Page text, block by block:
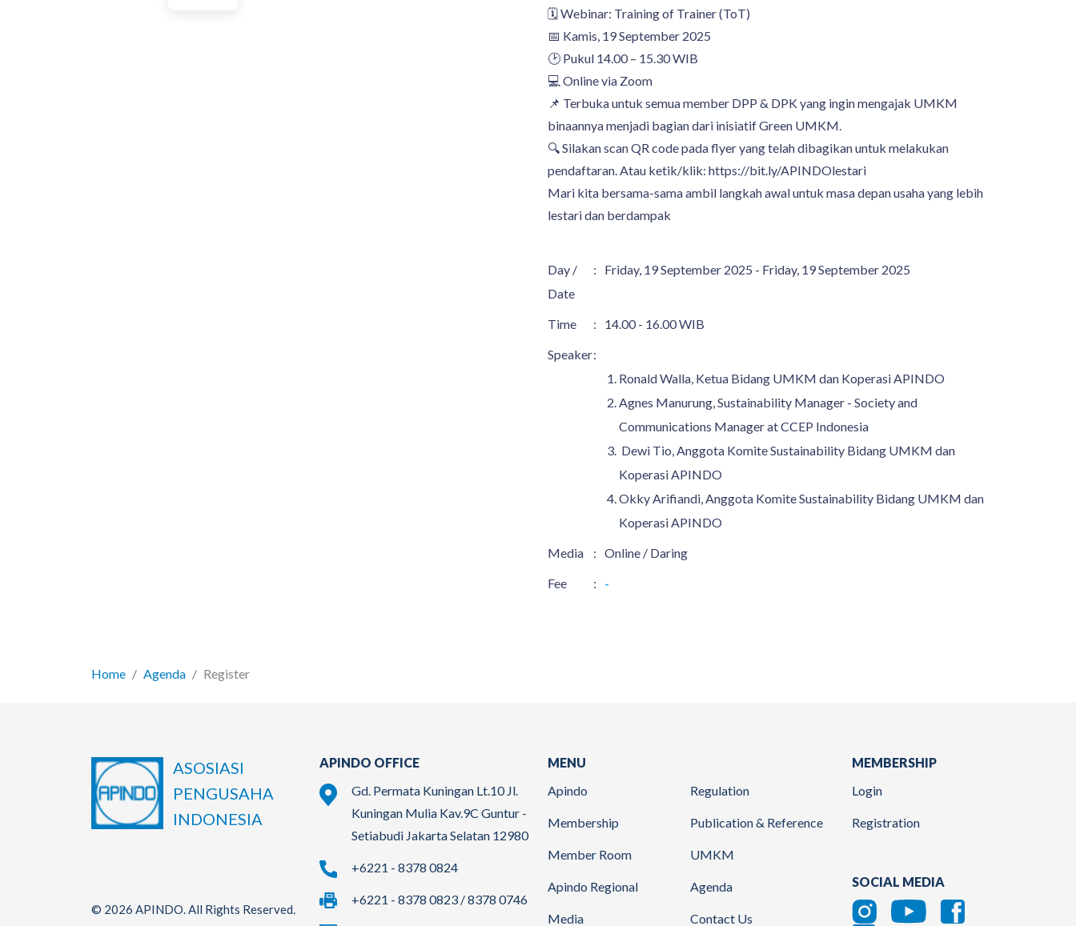
🗓 Webinar: Training of Trainer (ToT)
📅 Kamis, 19 September 2025
🕑 Pukul 14.00 – 15.30 WIB
💻 Online via Zoom
📌 Terbuka untuk semua member DPP & DPK yang ingin mengajak UMKM
binaannya menjadi bagian dari inisiatif Green UMKM.
🔍 Silakan scan QR code pada flyer yang telah dibagikan untuk melakukan
pendaftaran. Atau ketik/klik: https://bit.ly/APINDOlestari
Mari kita bersama-sama ambil langkah awal untuk masa depan usaha yang lebih
lestari dan berdampak
Day /
Date
: Friday, 19 September 2025 - Friday, 19 September 2025
Time :
14.00 - 16.00 WIB
Speaker:
Ronald Walla, Ketua Bidang UMKM dan Koperasi APINDO
Agnes Manurung, Sustainability Manager - Society and
Communications Manager at CCEP Indonesia
Dewi Tio, Anggota Komite Sustainability Bidang UMKM dan
Koperasi APINDO
Okky Arifiandi, Anggota Komite Sustainability Bidang UMKM dan
Koperasi APINDO
Media
: Online / Daring
Fee
: -
Home Agenda Register
ASOSIASI
PENGUSAHA
INDONESIA
© 2026 APINDO. All Rights Reserved.
APINDO OFFICE
Gd. Permata Kuningan Lt.10 Jl.
Kuningan Mulia Kav.9C Guntur -
Setiabudi Jakarta Selatan 12980
+6221 - 8378 0824
+6221 - 8378 0823 / 8378 0746
MENU
Apindo
Membership
Member Room
Apindo Regional
Media
Regulation
Publication & Reference
UMKM
Agenda
Contact Us
MEMBERSHIP
Login
Registration
SOCIAL MEDIA